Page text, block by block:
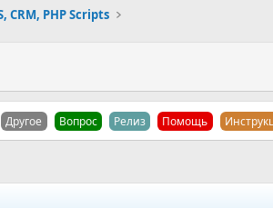
CRM, PHP Scripts
Другое Вопрос Релиз Помощь